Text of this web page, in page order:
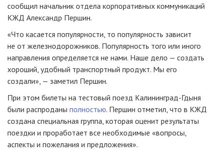
сообщил начальник отдела корпоративных коммуникаций
КЖД Александр Першин.
«Что касается популярности, то популярность зависит
не от железнодорожников. Популярность того или иного
направления определяется не нами. Наше дело — создать
хороший, удобный транспортный продукт. Мы его
создали», — заметил Першин.
При этом билеты на тестовый поезд Калининград-Гдыня
были распроданы полностью. Першин отметил, что в КЖД
создана специальная группа, которая оценит результаты
поездки и проработает все необходимые «вопросы,
аспекты и пожелания и предложения».